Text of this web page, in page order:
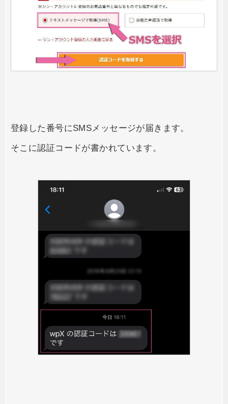
登録した番号にSMSメッセージが届きます。
そこに認証コードが書かれています。